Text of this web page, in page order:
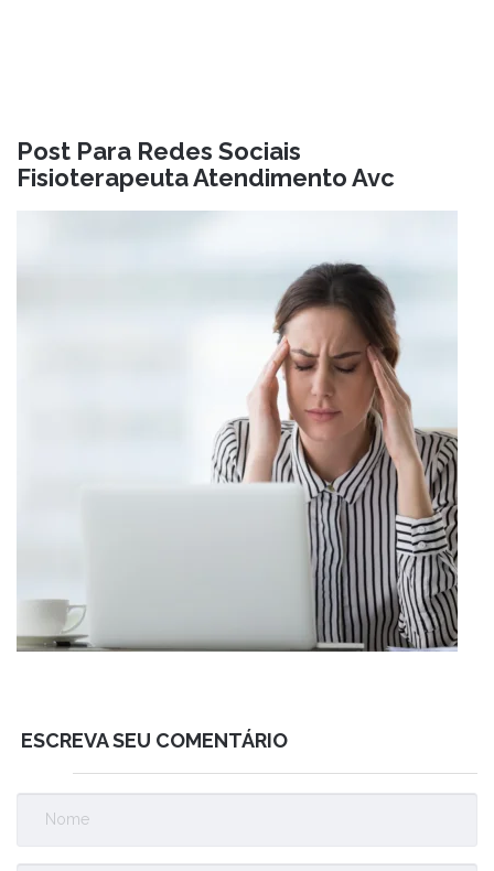
Post Para Redes Sociais
Fisioterapeuta Atendimento Avc
ESCREVA SEU COMENTÁRIO